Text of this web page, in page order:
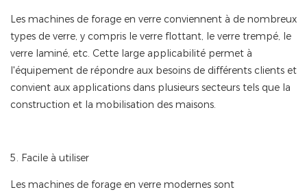
Les machines de forage en verre conviennent à de nombreux
types de verre, y compris le verre flottant, le verre trempé, le
verre laminé, etc. Cette large applicabilité permet à
l'équipement de répondre aux besoins de différents clients et
convient aux applications dans plusieurs secteurs tels que la
construction et la mobilisation des maisons.
5. Facile à utiliser
Les machines de forage en verre modernes sont